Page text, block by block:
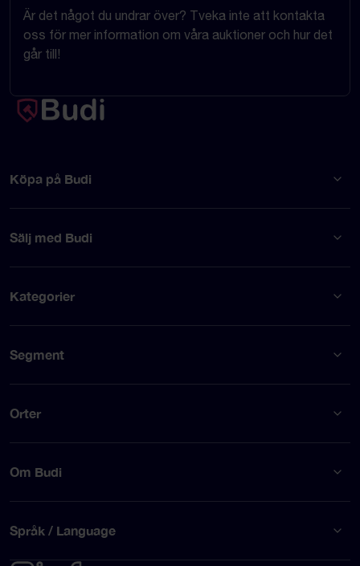
Är det något du undrar över? Tveka inte att kontakta
oss för mer information om våra auktioner och hur det
går till!
Köpa på Budi
Sälj med Budi
Kategorier
Segment
Orter
Om Budi
Språk / Language